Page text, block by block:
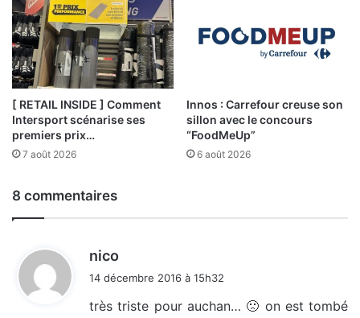
[ RETAIL INSIDE ] Comment
Intersport scénarise ses
premiers prix…
7 août 2026
Innos : Carrefour creuse son
sillon avec le concours
“FoodMeUp”
6 août 2026
8 commentaires
nico
14 décembre 2016 à 15h32
très triste pour auchan… 🙁 on est tombé